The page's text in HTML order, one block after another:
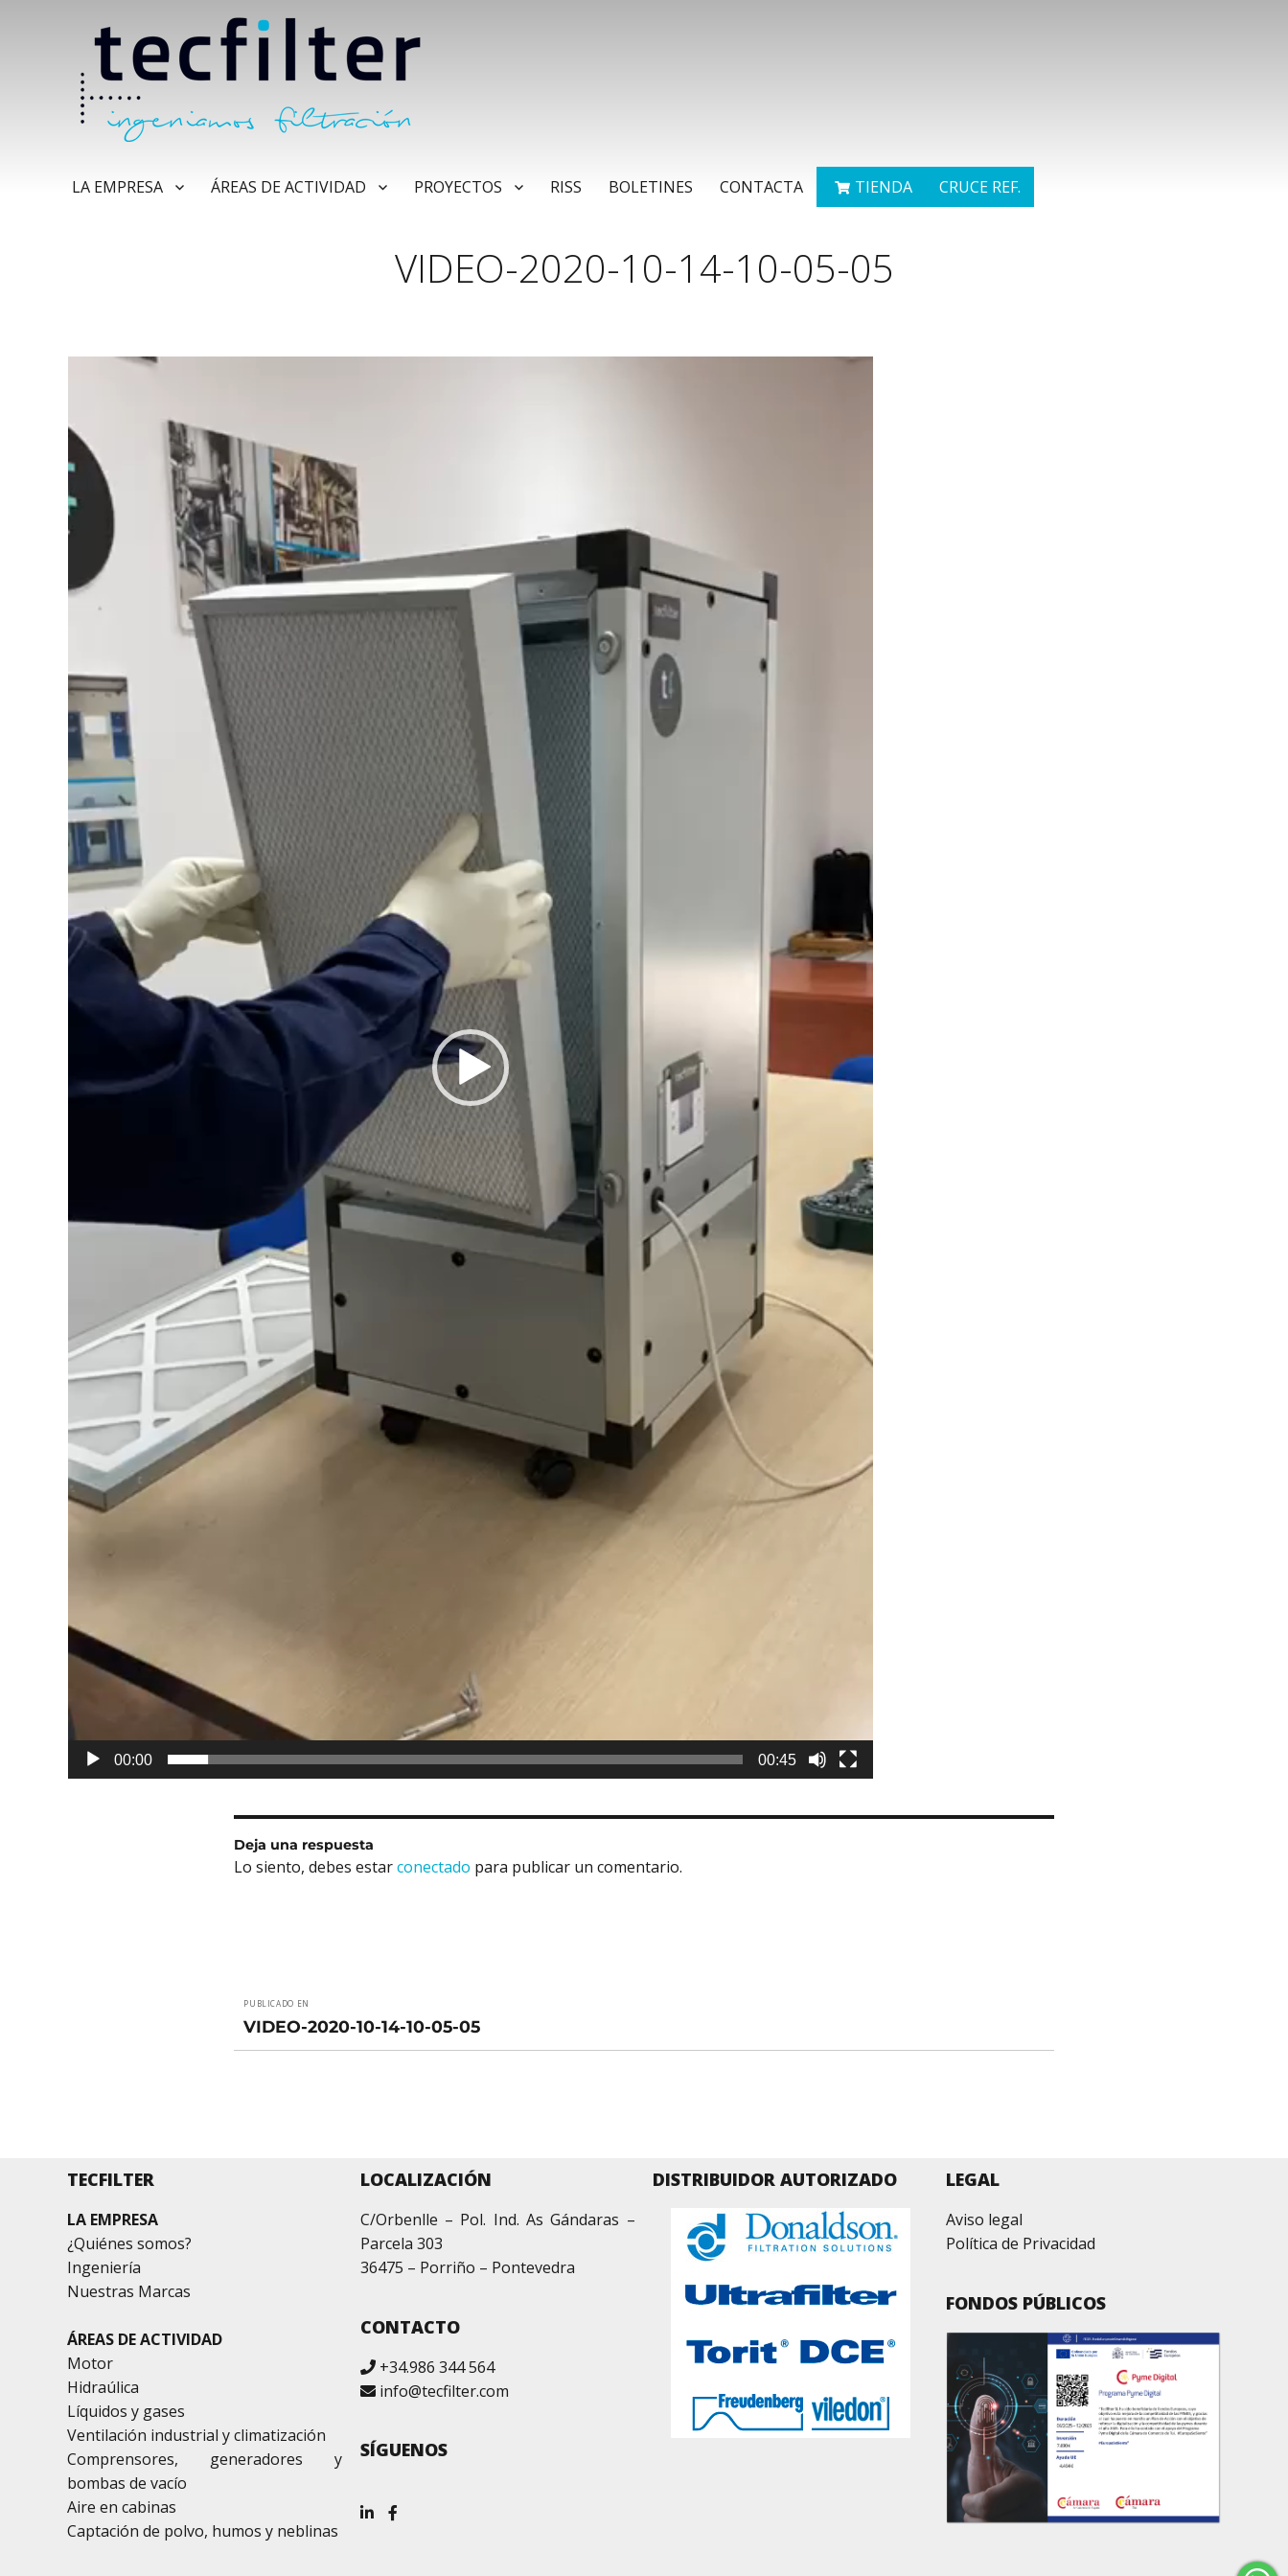
LA EMPRESA ÁREAS DE ACTIVIDAD PROYECTOS RISS BOLETINES CONTACTA TIENDA CRUCE REF.
VIDEO-2020-10-14-10-05-05
Reproductor
vídeo
00:00 00:45
Deja una respuesta
Lo siento, debes estarconectado para publicar un comentario.
Navegación
de
PUBLICADO EN
VIDEO-2020-10-14-10-05-05
TECFILTER
LA EMPRESA
¿Quiénes somos?
Ingeniería
Nuestras Marcas
ÁREAS DE ACTIVIDAD
Motor
Hidraúlica
Líquidos y gases
Ventilación industrial y climatización
Comprensores, generadores y
bombas de vacío
Aire en cabinas
Captación de polvo, humos y neblinas
LOCALIZACIÓN
C/Orbenlle – Pol. Ind. As Gándaras –
Parcela 303
36475 – Porriño – Pontevedra
CONTACTO
+34.986 344 564
info@tecfilter.com
SÍGUENOS
DISTRIBUIDOR AUTORIZADO LEGAL
Aviso legal
Política de Privacidad
FONDOS PÚBLICOS